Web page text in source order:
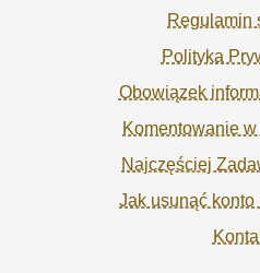
Regulamin
Polityka
Obowiązek
Komentowanie
Najczęściej
Jak usunąć